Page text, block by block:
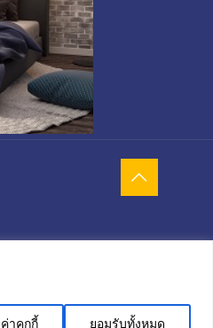
าคุกกี้ ยอมรับทั้งหมด